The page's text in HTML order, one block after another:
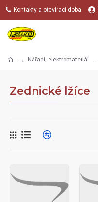
Kontakty a otevírací doba
Nářadí, elektromateriál
Zednické lžíce